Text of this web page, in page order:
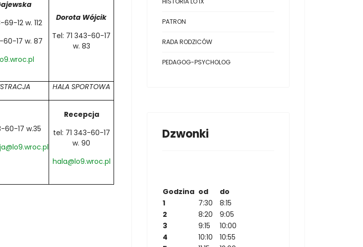
12 w. 112
60-17 w. 87
Dorota Wójcik
Tel: 71 343-60-17
w. 83
HALA SPORTOWA
60-17 w.35
Recepcja
tel: 71 343-60-17
w. 90
hala@lo9.wroc.pl
PATRON
RADA RODZICÓW
PEDAGOG-PSYCHOLOG
Dzwonki
Godzina od
do
1
7:30
8:15
2
8:20
9:05
3
9:15
10:00
4
10:10
10:55